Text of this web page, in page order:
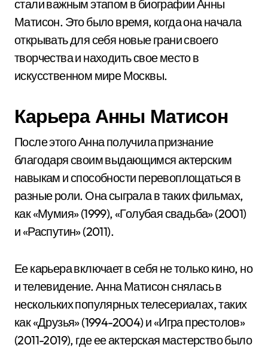
стали важным этапом в биографии Анны
Матисон. Это было время, когда она начала
открывать для себя новые грани своего
творчества и находить свое место в
искусственном мире Москвы.
Карьера Анны Матисон
После этого Анна получила признание
благодаря своим выдающимся актерским
навыкам и способности перевоплощаться в
разные роли. Она сыграла в таких фильмах,
как «Мумия» (1999), «Голубая свадьба» (2001)
и «Распутин» (2011).
Ее карьера включает в себя не только кино, но
и телевидение. Анна Матисон снялась в
нескольких популярных телесериалах, таких
как «Друзья» (1994-2004) и «Игра престолов»
(2011-2019), где ее актерская мастерство было